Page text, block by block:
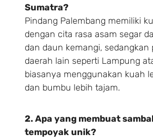
Sumatra?
Pindang Palembang memiliki
dengan cita rasa asam segar
dan daun kemangi, sedangkan
daerah lain seperti Lampung
biasanya menggunakan kuah
dan bumbu lebih tajam.
2. Apa yang membuat sambal
tempoyak unik?